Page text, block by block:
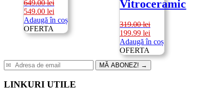
649.00lei
Prețul
inițial
a
fost:
549.00 lei
curent
549.00 lei.
Adaugă în coș
OFERTA
Vitroceramic
319.00lei
Prețul
inițial
a
fost:
319.00 lei.
199.99lei
curent
199.99 lei.
Adaugă în coș
OFERTA
MĂ ABONEZ! →
LINKURI UTILE